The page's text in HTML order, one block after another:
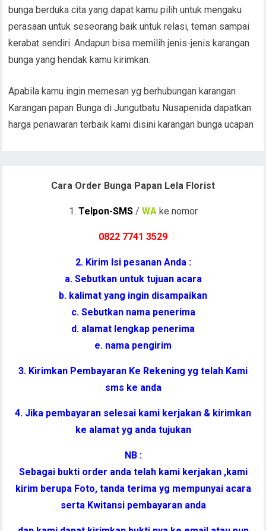
bunga berduka cita yang dapat kamu pilih untuk mengaku
perasaan untuk seseorang baik untuk relasi, teman sampai
kerabat sendiri. Andapun bisa memilih jenis-jenis karangan
bunga yang hendak kamu kirimkan.
Apabila kamu ingin memesan yg berhubungan karangan
Karangan papan Bunga di Jungutbatu Nusapenida dapatkan
harga penawaran terbaik kami disini karangan bunga ucapan
Cara Order Bunga Papan Lela Florist
1. Telpon-SMS/ WAke nomor
0822 7741 3529
2. Kirim Isi pesanan Anda :
a. Sebutkan untuk tujuan acara
b. kalimat yang ingin disampaikan
c. Sebutkan nama penerima
d. alamat lengkap penerima
e. nama pengirim
3. Kirimkan Pembayaran Ke Rekening yg telah Kami
sms ke anda
4. Jika pembayaran selesai kami kerjakan & kirimkan
ke alamat yg anda tujukan
NB :
Sebagai bukti order anda telah kami kerjakan ,kami
kirim berupa Foto, tanda terima yg mempunyai acara
serta Kwitansi pembayaran anda